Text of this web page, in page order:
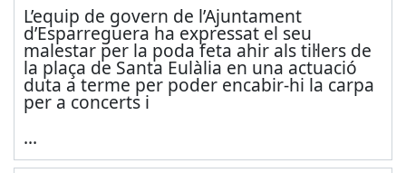
L’equip de govern de l’Ajuntament
d’Esparreguera ha expressat el seu
malestar per la poda feta ahir als til·lers de
la plaça de Santa Eulàlia en una actuació
duta a terme per poder encabir-hi la carpa
per a concerts i
...